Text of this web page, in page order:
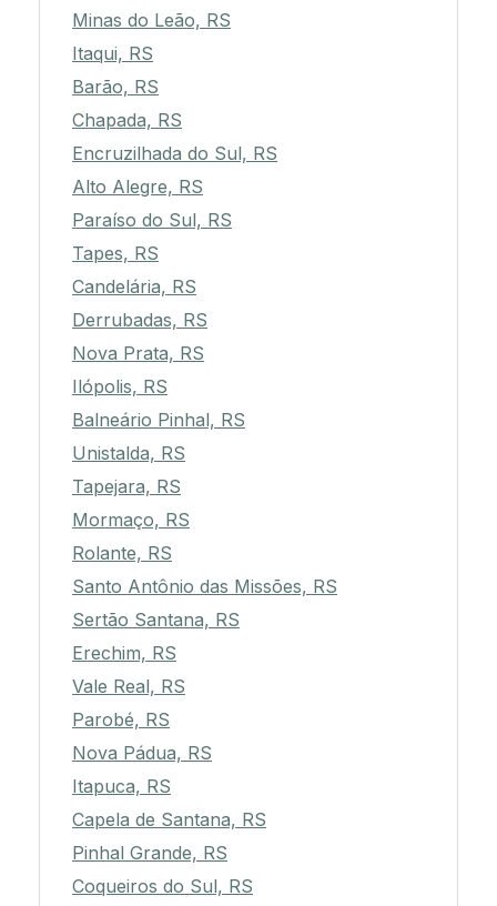
Minas do Leão, RS
Itaqui, RS
Barão, RS
Chapada, RS
Encruzilhada do Sul, RS
Alto Alegre, RS
Paraíso do Sul, RS
Tapes, RS
Candelária, RS
Derrubadas, RS
Nova Prata, RS
Ilópolis, RS
Balneário Pinhal, RS
Unistalda, RS
Tapejara, RS
Mormaço, RS
Rolante, RS
Santo Antônio das Missões, RS
Sertão Santana, RS
Erechim, RS
Vale Real, RS
Parobé, RS
Nova Pádua, RS
Itapuca, RS
Capela de Santana, RS
Pinhal Grande, RS
Coqueiros do Sul, RS